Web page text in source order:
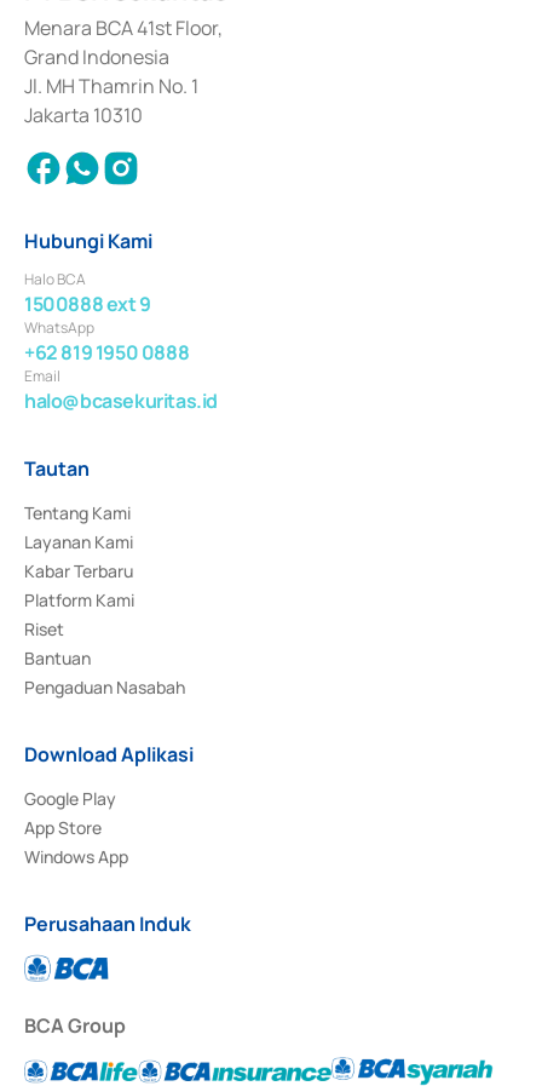
dan izin usaha lainnya dari Bank Indonesia sebagai Lembaga Pendukung
Penerbitan, Transaksi, serta Penatausahaan dan Penyelesaian Transaksi
Surat Berharga Komersial yang izinnya diterbitkan pada tahun 2018.
Menara BCA 41st Floor,
Grand Indonesia
Jl. MH Thamrin No. 1
Jakarta 10310
Hubungi Kami
Halo BCA
1500888 ext 9
WhatsApp
+62 819 1950 0888
Email
halo@bcasekuritas.id
Tautan
Tentang Kami
Layanan Kami
Kabar Terbaru
Platform Kami
Riset
Bantuan
Pengaduan Nasabah
Download Aplikasi
Google Play
App Store
Windows App
Perusahaan Induk
BCA Group